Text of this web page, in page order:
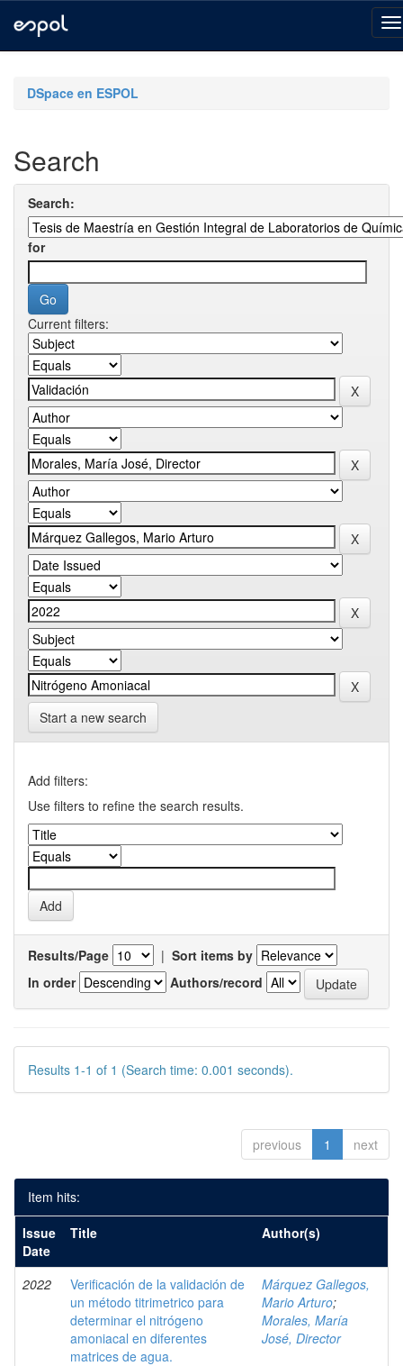
navigationDSpace en ESPOL
Search
Search:
for
Current filters:
Start a new search
Add filters:
Use filters to refine the search results.
Results/Page | Sort items by
In order
Authors/record
Results 1-1 of 1 (Search time: 0.001 seconds).
previous 1 next
Item hits:
Issue
Date
Title Author(s)
2022
Verificación de la validación de
un método titrimetrico para
determinar el nitrógeno
amoniacal en diferentes
matrices de agua.
Márquez Gallegos,
Mario Arturo;
Morales, María
José, Director